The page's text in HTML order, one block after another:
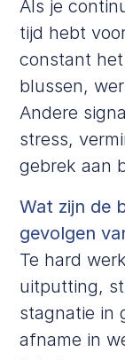
Als je
tijd hebt
constant
blussen,
Andere
stress,
gebrek aan
Wat zijn de
gevolgen
Te hard
uitputting,
stagnatie in
afname in